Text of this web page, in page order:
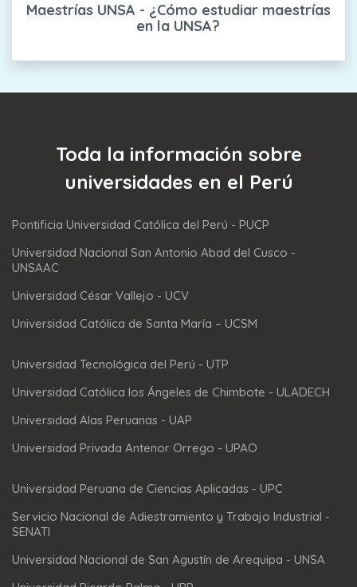
Maestrías UNSA - ¿Cómo estudiar maestrías
en la UNSA?
Toda la información sobre
universidades en el Perú
Pontificia Universidad Católica del Perú - PUCP
Universidad Nacional San Antonio Abad del Cusco -
UNSAAC
Universidad César Vallejo - UCV
Universidad Católica de Santa María – UCSM
Universidad Tecnológica del Perú - UTP
Universidad Católica los Ángeles de Chimbote - ULADECH
Universidad Alas Peruanas - UAP
Universidad Privada Antenor Orrego - UPAO
Universidad Peruana de Ciencias Aplicadas - UPC
Servicio Nacional de Adiestramiento y Trabajo Industrial -
SENATI
Universidad Nacional de San Agustín de Arequipa - UNSA